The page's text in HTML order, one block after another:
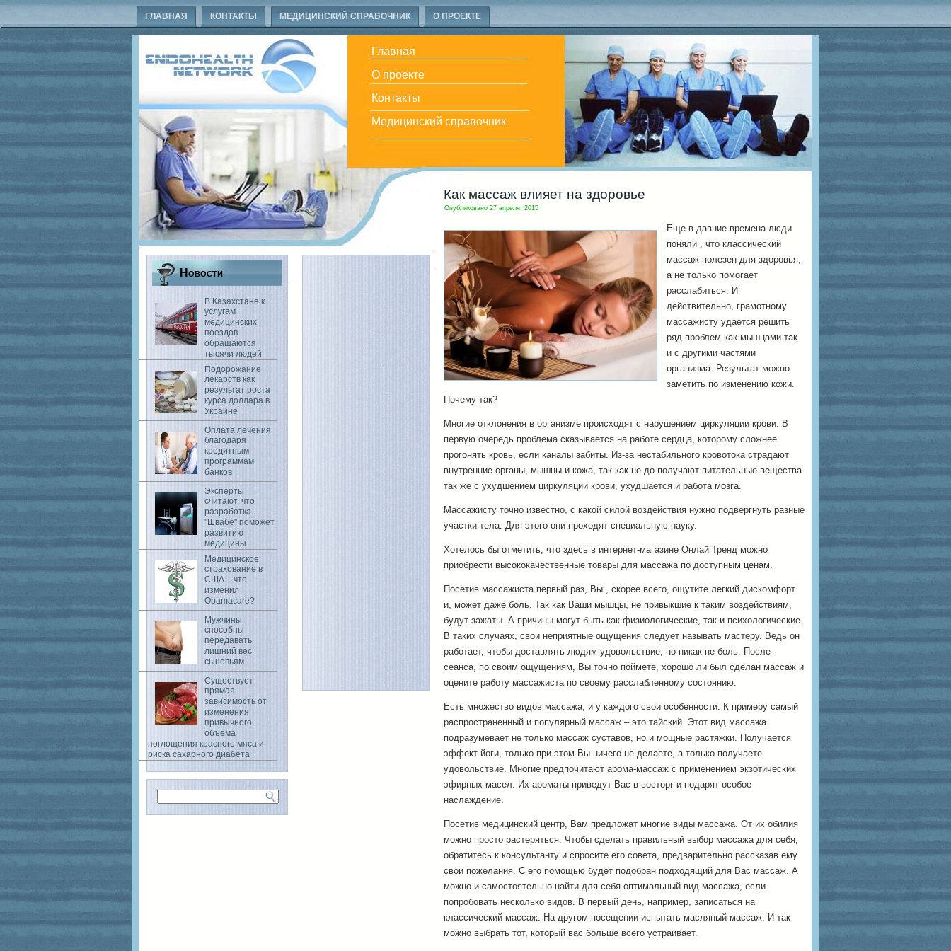
ГЛАВНАЯ КОНТАКТЫ МЕДИЦИНСКИЙ СПРАВОЧНИК О ПРОЕКТЕ
Главная
О проекте
Контакты
Медицинский справочник
Новости
В Казахстане к
услугам
медицинских
поездов
обращаются
тысячи людей
Подорожание
лекарств как
результат роста
курса доллара в
Украине
Оплата лечения
благодаря
кредитным
программам
банков
Эксперты
считают, что
разработка
"Швабе" поможет
развитию
медицины
Медицинское
страхование в
США – что
изменил
Obamacare?
Мужчины
способны
передавать
лишний вес
сыновьям
Существует
прямая
зависимость от
изменения
привычного
объёма
поглощения красного мяса и
риска сахарного диабета
Как массаж влияет на здоровье
Опубликовано 27 апреля, 2015
Еще в давние времена люди
поняли , что классический
массаж полезен для здоровья,
а не только помогает
расслабиться. И
действительно, грамотному
массажисту удается решить
ряд проблем как мышцами так
и с другими частями
организма. Результат можно
заметить по изменению кожи.
Почему так?
Многие отклонения в организме происходят с нарушением циркуляции крови. В
первую очередь проблема сказывается на работе сердца, которому сложнее
прогонять кровь, если каналы забиты. Из-за нестабильного кровотока страдают
внутренние органы, мышцы и кожа, так как не до получают питательные вещества.
так же с ухудшением циркуляции крови, ухудшается и работа мозга.
Массажисту точно известно, с какой силой воздействия нужно подвергнуть разные
участки тела. Для этого они проходят специальную науку.
Хотелось бы отметить, что здесь в интернет-магазине Онлай Тренд можно
приобрести высококачественные товары для массажа по доступным ценам.
Посетив массажиста первый раз, Вы , скорее всего, ощутите легкий дискомфорт
и, может даже боль. Так как Ваши мышцы, не привыкшие к таким воздействиям,
будут зажаты. А причины могут быть как физиологические, так и психологические.
В таких случаях, свои неприятные ощущения следует называть мастеру. Ведь он
работает, чтобы доставлять людям удовольствие, но никак не боль. После
сеанса, по своим ощущениям, Вы точно поймете, хорошо ли был сделан массаж и
оцените работу массажиста по своему расслабленному состоянию.
Есть множество видов массажа, и у каждого свои особенности. К примеру самый
распространенный и популярный массаж – это тайский. Этот вид массажа
подразумевает не только массаж суставов, но и мощные растяжки. Получается
эффект йоги, только при этом Вы ничего не делаете, а только получаете
удовольствие. Многие предпочитают арома-массаж с применением экзотических
эфирных масел. Их ароматы приведут Вас в восторг и подарят особое
наслаждение.
Посетив медицинский центр, Вам предложат многие виды массажа. От их обилия
можно просто растеряться. Чтобы сделать правильный выбор массажа для себя,
обратитесь к консультанту и спросите его совета, предварительно рассказав ему
свои пожелания. С его помощью будет подобран подходящий для Вас массаж. А
можно и самостоятельно найти для себя оптимальный вид массажа, если
попробовать несколько видов. В первый день, например, записаться на
классический массаж. На другом посещении испытать масляный массаж. И так
можно выбрать тот, который вас больше всего устраивает.